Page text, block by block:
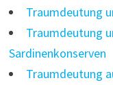
Traumdeutung
Traumdeutung
Sardinenkonserven
Traumdeutung